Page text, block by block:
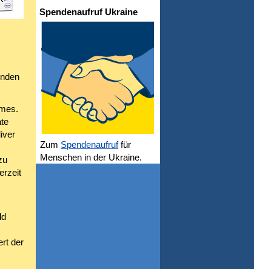
der
Spendenaufruf Ukraine
Zum Spendenaufruffür
Menschen in der Ukraine.